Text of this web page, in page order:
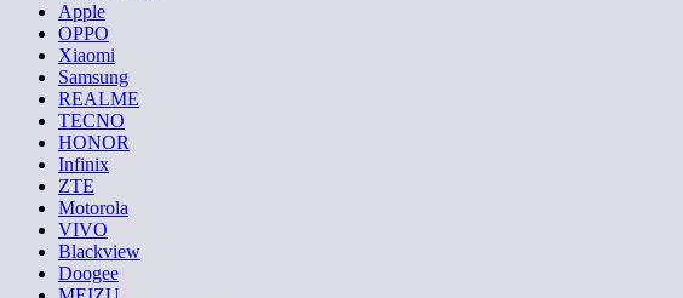
Apple
OPPO
Xiaomi
Samsung
REALME
TECNO
HONOR
Infinix
ZTE
Motorola
VIVO
Blackview
Doogee